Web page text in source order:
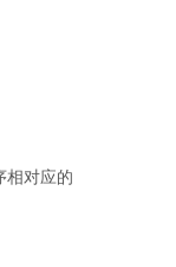
相对应的